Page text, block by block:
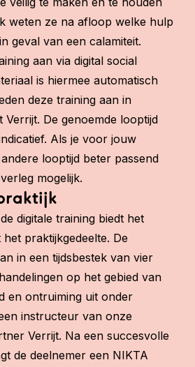
weten ze na afloop welke hulp
geval van een calamiteit.
aan via digital social
is hiermee automatisch
deze training aan in
Verrijt. De genoemde looptijd
Als je voor jouw
looptijd beter passend
mogelijk.
digitale training biedt het
praktijkgedeelte. De
in een tijdsbestek van vier
op het gebied van
en ontruiming uit onder
instructeur van onze
Verrijt. Na een succesvolle
de deelnemer een NIKTA